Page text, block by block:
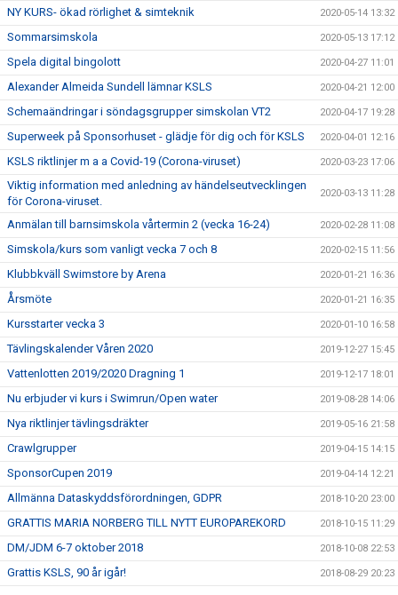
NY KURS- ökad rörlighet & simteknik 2020-05-14 13:32
Sommarsimskola 2020-05-13 17:12
Spela digital bingolott 2020-04-27 11:01
Alexander Almeida Sundell lämnar KSLS 2020-04-21 12:00
Schemaändringar i söndagsgrupper simskolan VT2 2020-04-17 19:28
Superweek på Sponsorhuset - glädje för dig och för KSLS 2020-04-01 12:16
KSLS riktlinjer m a a Covid-19 (Corona-viruset) 2020-03-23 17:06
Viktig information med anledning av händelseutvecklingen
för Corona-viruset.
2020-03-13 11:28
Anmälan till barnsimskola vårtermin 2 (vecka 16-24) 2020-02-28 11:08
Simskola/kurs som vanligt vecka 7 och 8 2020-02-15 11:56
Klubbkväll Swimstore by Arena 2020-01-21 16:36
Årsmöte 2020-01-21 16:35
Kursstarter vecka 3 2020-01-10 16:58
Tävlingskalender Våren 2020 2019-12-27 15:45
Vattenlotten 2019/2020 Dragning 1 2019-12-17 18:01
Nu erbjuder vi kurs i Swimrun/Open water 2019-08-28 14:06
Nya riktlinjer tävlingsdräkter 2019-05-16 21:58
Crawlgrupper 2019-04-15 14:15
SponsorCupen 2019 2019-04-14 12:21
Allmänna Dataskyddsförordningen, GDPR 2018-10-20 23:00
GRATTIS MARIA NORBERG TILL NYTT EUROPAREKORD 2018-10-15 11:29
DM/JDM 6-7 oktober 2018 2018-10-08 22:53
Grattis KSLS, 90 år igår! 2018-08-29 20:23